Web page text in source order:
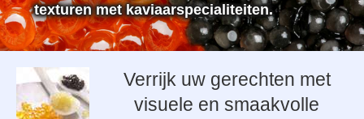
texturen met kaviaarspecialiteiten.
Verrijk uw gerechten met
visuele en smaakvolle